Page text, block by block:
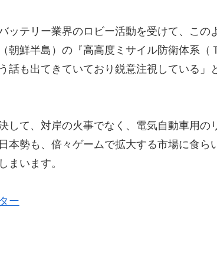
ッテリー業界のロビー活動を受けて、この
朝鮮半島）の『高高度ミサイル防衛体系（
話も出てきていており鋭意注視している」
して、対岸の火事でなく、電気自動車用の
本勢も、倍々ゲームで拡大する市場に食ら
まいます。
ー